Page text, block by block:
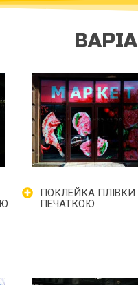
ПОКЛЕЙКА ПЛІВКИ
ПЕЧАТКОЮ